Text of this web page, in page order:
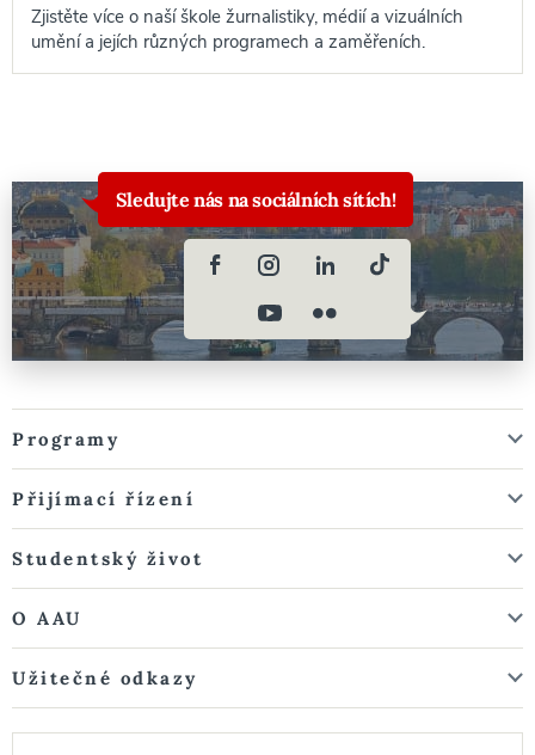
Zjistěte více o naší škole žurnalistiky, médií a vizuálních
umění a jejích různých programech a zaměřeních.
Sledujte nás na sociálních sítích!
Programy
Přijímací řízení
Studentský život
O AAU
Užitečné odkazy